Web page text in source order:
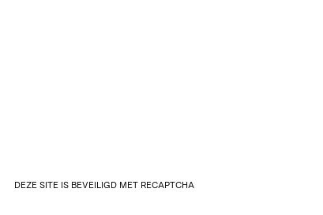
DEZE SITE IS BEVEILIGD MET RECAPTCHA